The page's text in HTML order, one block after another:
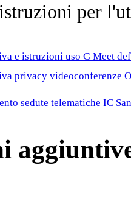
per